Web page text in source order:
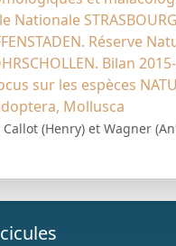
Nationale
Réserve
Bilan
sur les espèces
Mollusca
(Henry) et Wagner